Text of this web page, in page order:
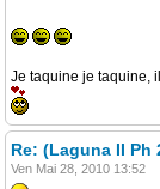
Je taquine je taquine,
Re: (Laguna II Ph
Ven Mai 28, 2010 13:52